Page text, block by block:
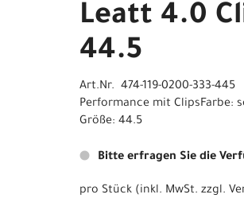
Leatt 4.0
44.5
Art.Nr. 474-119-0200-333-445
Performance mit ClipsFarbe:
Größe: 44.5
Bitte erfragen Sie die
pro Stück (inkl. MwSt. zzgl.